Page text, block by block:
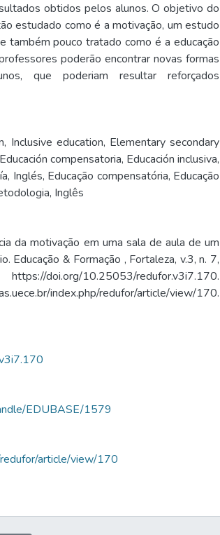
obtidos pelos alunos. O objetivo do
estudado como é a motivação, um estudo
pouco tratado como é a educação
poderão encontrar novas formas
que poderiam resultar reforçados
, Inclusive education, Elementary secondary
Educación compensatoria, Educación inclusiva,
, Inglés, Educação compensatória, Educação
, Inglês
da motivação em uma sala de aula de um
Educação & Formação , Fortaleza, v.3, n. 7,
doi.org/10.25053/redufor.v3i7.170.
index.php/redufor/article/view/170.
EDUBASE/1579
article/view/170